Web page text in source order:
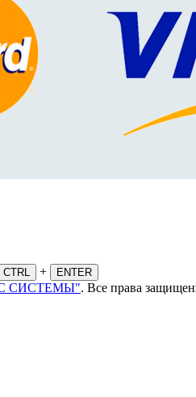
CTRL + ENTER
СИСТЕМЫ". Все права